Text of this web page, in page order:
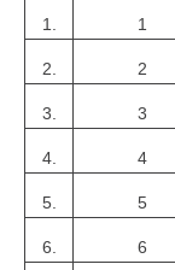
1. 1
2. 2
3. 3
4. 4
5. 5
6. 6